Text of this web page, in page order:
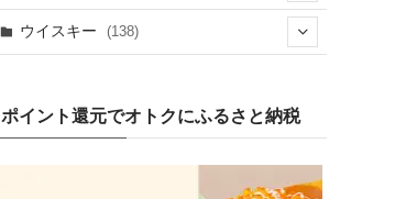
(2)
(7)
(20)
ウイスキー (138)
(1)
(19)
ポイント還元でオトクにふるさと納税